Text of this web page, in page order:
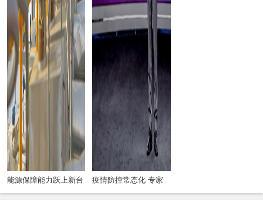
能源保障能力跃上新台
阶 推动三大目标协调
疫情防控常态化 专家
呼吁关注“信息流行病”